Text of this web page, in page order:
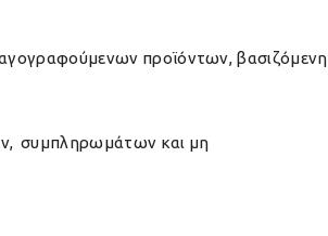
προϊόντων, βασιζόμενη
συμπληρωμάτων και μη